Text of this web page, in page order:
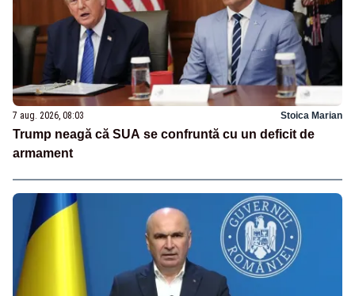
7 aug. 2026, 08:03 Stoica Marian
Trump neagă că SUA se confruntă cu un deficit de
armament